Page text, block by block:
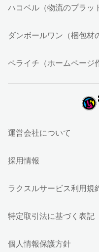
ハコベル（物流のプラッ
ダンボールワン（梱包材
ペライチ（ホームページ
運営会社について
採用情報
ラクスルサービス利用規
特定取引法に基づく表記
個人情報保護方針